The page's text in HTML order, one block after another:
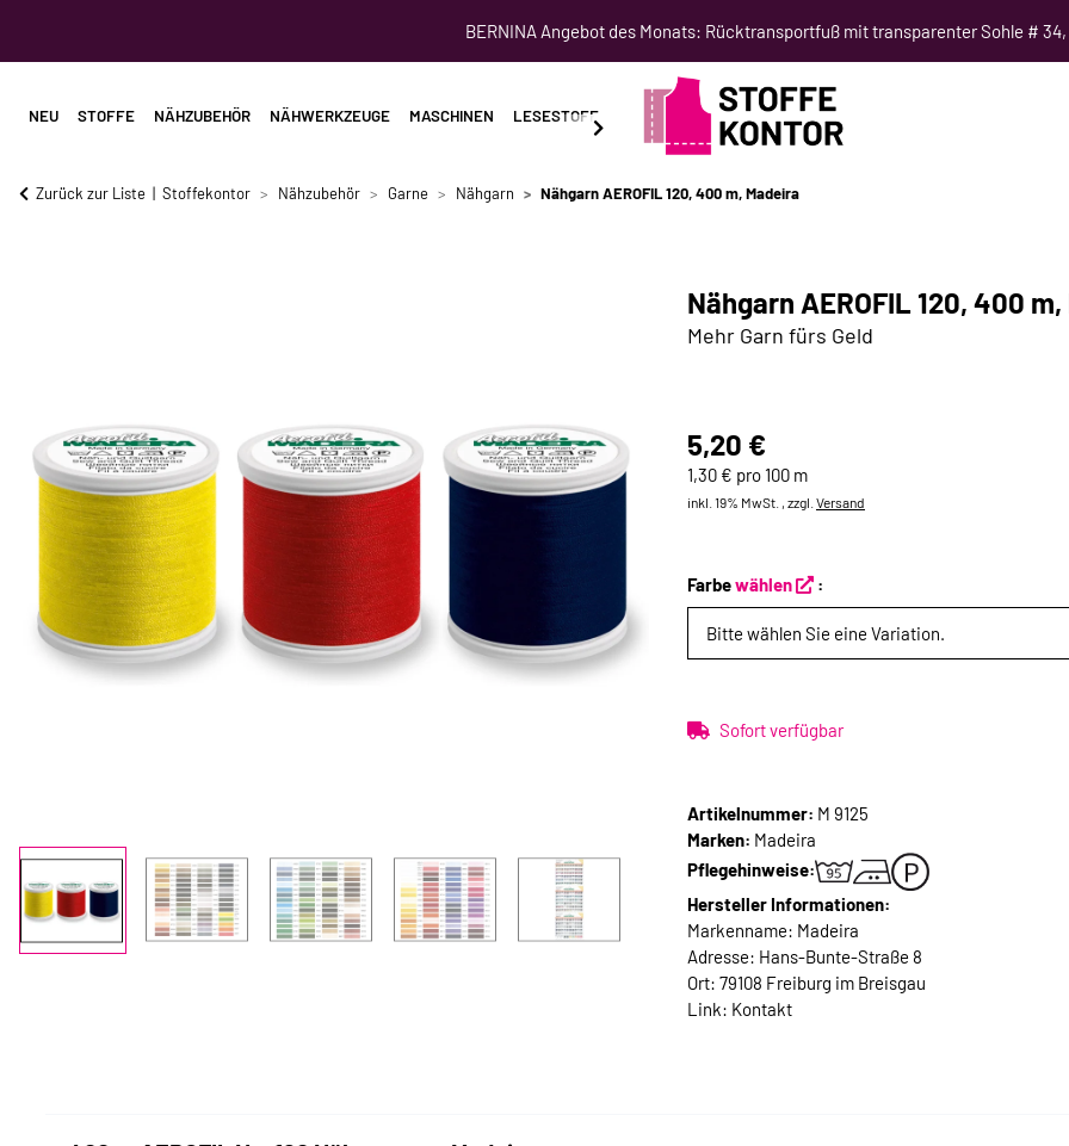
BERNINA Angebot des Monats: Rücktransportfuß mit transparenter Sohle # 34,
NEU STOFFE NÄHZUBEHÖR NÄHWERKZEUGE MASCHINEN LESESTOFF SCHNITTMUSTER NÄHKURSE
Zurück zur Liste Stoffekontor Nähzubehör Garne Nähgarn Nähgarn AEROFIL 120, 400 m, Madeira
Nähgarn AEROFIL 120, 400
Mehr Garn fürs Geld
5,20 €
1,30 € pro 100 m
inkl. 19% MwSt. , zzgl. Versand
Farbewählen :
Bitte wählen Sie eine Variation.
Sofort verfügbar
Artikelnummer: M 9125
Marken: Madeira
Pflegehinweise:
Hersteller Informationen:
Markenname: Madeira
Adresse: Hans-Bunte-Straße 8
Ort: 79108 Freiburg im Breisgau
Link: Kontakt